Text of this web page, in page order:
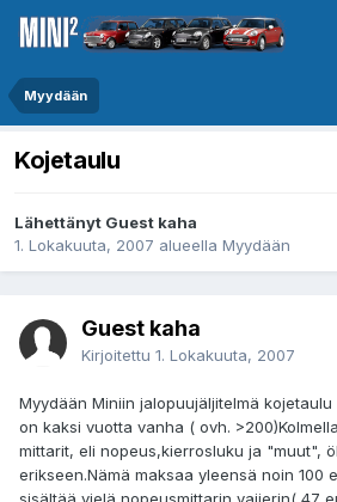
Myydään
Kojetaulu
Lähettänyt Guest kaha
1. Lokakuuta, 2007 alueella Myydään
Guest kaha
Kirjoitettu 1. Lokakuuta, 2007
Myydään Miniin jalopuujäljitelmä
on kaksi vuotta vanha ( ovh.
mittarit, eli nopeus,kierrosluku ja "muut",
erikseen.Nämä maksaa yleensä noin 100